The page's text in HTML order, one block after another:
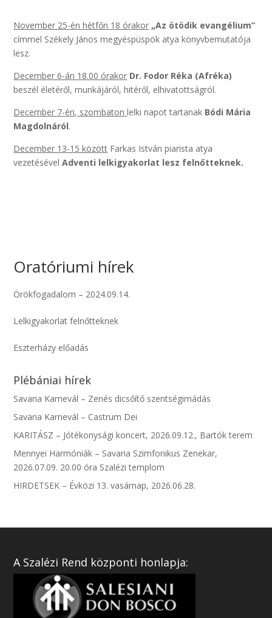
November 25-én hétfőn 18 órakor „Az ötödik evangélium”
címmel Székely János megyéspüspök atya könyvbemutatója
lesz.
December 6-án 18.00 órakor Dr. Fodor Réka (Afréka)
beszél életéről, munkájáról, hitéről, elhivatottságról.
December 7-én, szombatonlelki napot tartanak Bódi Mária
Magdolnáról.
December 13-15 között Farkas István piarista atya
vezetésévelAdventi lelkigyakorlat lesz felnőtteknek.
Oratóriumi hírek
Örökfogadalom – 2024.09.14.
Lelkigyakorlat felnőtteknek
Eszterházy előadás
Plébániai hírek
Savaria Karnevál – Zenés dicsőítő szentségimádás
Savaria Karnevál – Castrum Dei
KARITÁSZ – Jótékonysági koncert, 2026.09.12., Bartók terem
Mennyei Harmóniák – Savaria Szimfonikus Zenekar,
2026.07.09. 20.00 óra Szalézi templom
HIRDETSEK – Évközi 13. vasárnap, 2026.06.28.
A Szalézi Rend központi honlapja: